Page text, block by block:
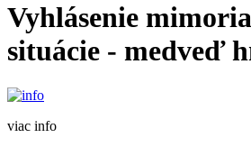
Vyhlásenie
situácie - medveď
viac info